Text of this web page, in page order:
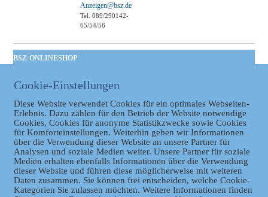
Anzeigen@bsz.de
Tel. 089/290142-
65/54/56
BSZ-ONLINESHOP
Taschenbuch
GVBl | Einbanddecke
Datenschutz
Cookie-Einstellungen
Diese Website verwendet Cookies für ein optimales Webseiten-
Erlebnis. Dazu zählen für den Betrieb der Website notwendige
Cookies, Cookies für anonyme Statistikzwecke sowie Cookies
für Komforteinstellungen. Weiterhin geben wir Informationen
über die Verwendung dieser Website an unsere Partner für
Analysen und soziale Medien weiter. Unsere Partner für soziale
Medien erhalten ebenfalls Informationen über die Verwendung
dieser Website und führen diese möglicherweise mit weiteren
Daten zusammen. Sie können frei entscheiden, welche Cookie-
Kategorien Sie zulassen möchten. Weitere Informationen finden